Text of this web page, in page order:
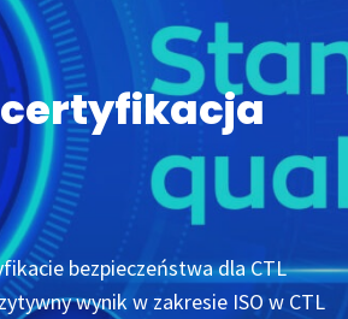
bezpieczeństwa dla CTL
wynik w zakresie ISO w CTL